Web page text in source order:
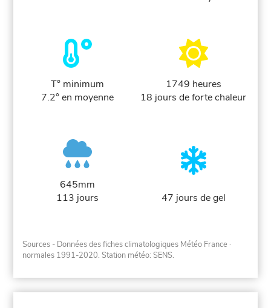
T° minimum
7.2° en moyenne
1749 heures
18 jours de forte chaleur
645mm
113 jours
47 jours de gel
Sources - Données des fiches climatologiques Météo France ·
normales 1991-2020. Station météo: SENS.